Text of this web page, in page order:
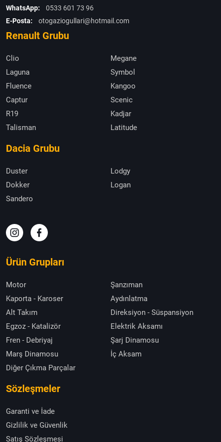
WhatsApp:
0533 601 73 96
E-Posta:
otogaziogullari@hotmail.com
Renault Grubu
Clio
Megane
Laguna
Symbol
Fluence
Kangoo
Captur
Scenic
R19
Kadjar
Talisman
Latitude
Dacia Grubu
Duster
Lodgy
Dokker
Logan
Sandero
Ürün Grupları
Motor
Şanzıman
Kaporta - Karoser
Aydınlatma
Alt Takım
Direksiyon - Süspansiyon
Egzoz - Katalizör
Elektrik Aksamı
Fren - Debriyaj
Şarj Dinamosu
Marş Dinamosu
İç Aksam
Diğer Çıkma Parçalar
Sözleşmeler
Garanti ve İade
Gizlilik ve Güvenlik
Satış Sözleşmesi